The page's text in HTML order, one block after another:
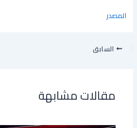
المصدر
السابق
مقالات مشابهة